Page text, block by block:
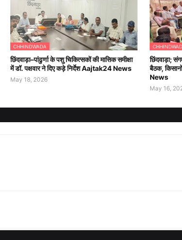
CHHINDWADA
छिंदवाड़ा–पांढुर्णा के पशु चिकित्सकों की मासिक समीक्षा
में डॉ. पक्षवार ने दिए कड़े निर्देश Aajtak24 News
May 18, 2026
छिंदवाड़ा;
बैठक,
News
May 16,